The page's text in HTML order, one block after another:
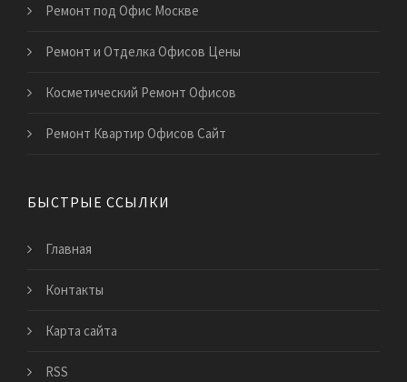
Ремонт под Офис Москве
Ремонт и Отделка Офисов Цены
Косметический Ремонт Офисов
Ремонт Квартир Офисов Сайт
БЫСТРЫЕ ССЫЛКИ
Главная
Контакты
Карта сайта
RSS